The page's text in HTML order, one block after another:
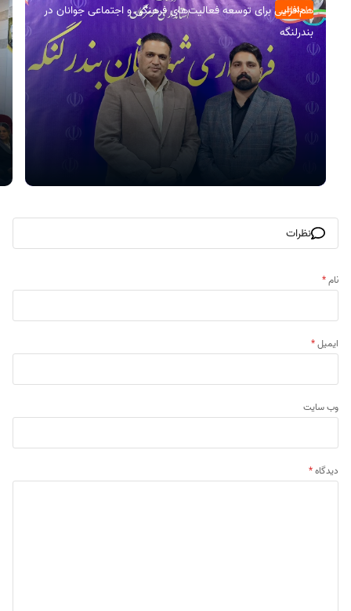
اجتماعی
هم‌افزایی برای توسعه فعالیت‌های فرهنگی و اجتماعی جوانان در
بندرلنگه
نظرات
نام*
ایمیل*
وب‌ سایت
دیدگاه*